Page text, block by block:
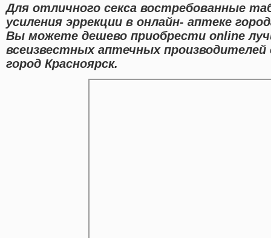
Для отличного секса востребованные
усиления эррекции в онлайн- аптеке
Вы можете дешево приобрести online
всеизвестных аптечных
город Красноярск.